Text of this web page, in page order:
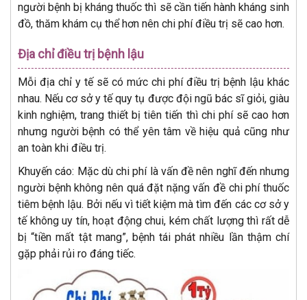
người bệnh bị kháng thuốc thì sẽ cần tiến hành kháng sinh
đồ, thăm khám cụ thể hơn nên chi phí điều trị sẽ cao hơn.
Địa chỉ điều trị bệnh lậu
Mỗi địa chỉ y tế sẽ có mức chi phí điều trị bệnh lậu khác
nhau. Nếu cơ sở y tế quy tụ được đội ngũ bác sĩ giỏi, giàu
kinh nghiệm, trang thiết bị tiên tiến thì chi phí sẽ cao hơn
nhưng người bệnh có thể yên tâm về hiệu quả cũng như
an toàn khi điều trị.
Khuyến cáo: Mặc dù chi phí là vấn đề nên nghĩ đến nhưng
người bệnh không nên quá đặt nặng vấn đề chi phí thuốc
tiêm bệnh lậu. Bởi nếu vì tiết kiệm mà tìm đến các cơ sở y
tế không uy tín, hoạt động chui, kém chất lượng thì rất dễ
bị “tiền mất tật mang”, bệnh tái phát nhiều lần thậm chí
gặp phải rủi ro đáng tiếc.